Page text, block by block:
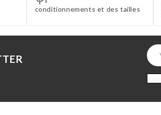
conditionnements et des tailles